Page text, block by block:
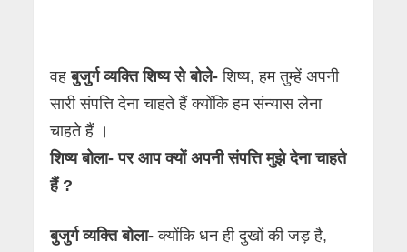
वहबुजुर्ग व्यक्ति शिष्य से बोले-शिष्य, हम तुम्हें अपनी
सारी संपत्ति देना चाहते हैं क्योंकि हम संन्यास लेना
चाहते हैं ।
शिष्य बोला- पर आप क्यों अपनी संपत्ति मुझे देना चाहते
हैं ?
बुजुर्ग व्यक्ति बोला- क्योंकि धन ही दुखों की जड़ है,